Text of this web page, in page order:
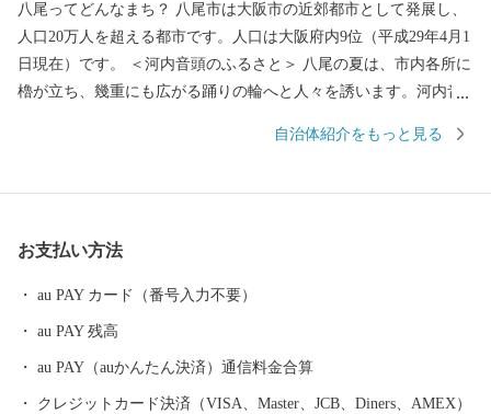
八尾ってどんなまち？ 八尾市は大阪市の近郊都市として発展し、
人口20万人を超える都市です。人口は大阪府内9位（平成29年4月1
日現在）です。 ＜河内音頭のふるさと＞ 八尾の夏は、市内各所に
櫓が立ち、幾重にも広がる踊りの輪へと人々を誘います。河内音
でも、「河内音頭発祥の地」と伝わる常光寺の正調河内音頭は、
でしか聞くことができません。 また、夏の風物詩として毎年9月
上旬に盛大に開催される八尾河内音頭まつり。河内音頭グランプ
市民で賑わいます。 ＜歴史遺産のまち＞ 八尾市はゆたかな歴史や
文化財を有するまちです。市東部にある高安山山ろくは、地元で
「やまんねき」と呼ばれ、古くから人々が暮らす里山であり、歴
自治体紹介をもっと見る
お支払い方法
au PAY カード（番号入力不要）
au PAY 残高
au PAY（auかんたん決済）通信料金合算
クレジットカード決済（VISA、Master、JCB、Diners、AMEX）